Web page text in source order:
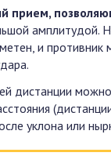
прием,
амплитудой.
и противник
дистанции
уклона или